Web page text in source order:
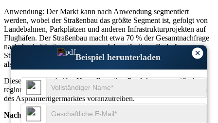
×
Beispiel herunterladen
Anwendung: Der Markt kann nach Anwendung segmentiert
werden, wobei der Straßenbau das größte Segment ist, gefolgt von
Landebahnen, Parkplätzen und anderen Infrastrukturprojekten auf
Flughäfen. Der Straßenbau macht etwa 70 % der Gesamtnachfrage
nach Asphaltfertigern aus, was auf den ständigen Bedarf an
Straßenreparaturen und neuer Infrastruktur sowohl in entwickelten
als auch in aufstrebenden Märkten zurückzuführen ist.
Diese Segmente helfen Herstellern, ihre Produkte an spezifische
regionale und Marktbedürfnisse anzupassen und so das Wachstum
des Asphaltfertigermarktes voranzutreiben.
Nach Typ